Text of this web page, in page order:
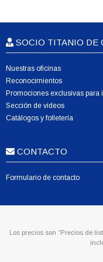
SOCIO TITANIO DE
Nuestras oficinas
Reconocimientos
Promociones exclusivas para
Sección de videos
Catálogos y folletería
CONTACTO
Formulario de contacto
Los precios son “Precios de